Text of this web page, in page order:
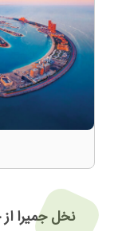
نخل جمیرا